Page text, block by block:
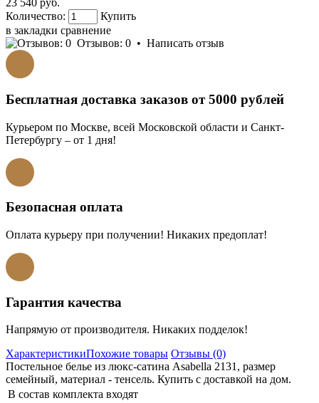
23 540 руб.
Количество:
Купить
в закладки сравнение
Отзывов: 0 • Написать отзыв
Бесплатная доставка заказов от 5000 рублей
Курьером по Москве, всей Московской области и Санкт-
Петербургу – от 1 дня!
Безопасная оплата
Оплата курьеру при получении! Никаких предоплат!
Гарантия качества
Напрямую от производителя. Никаких подделок!
ХарактеристикиПохожие товары Отзывы (0)
Постельное белье из люкс-сатина Asabella 2131, размер
семейный, материал - тенсель. Купить с доставкой на дом.
В состав комплекта входят